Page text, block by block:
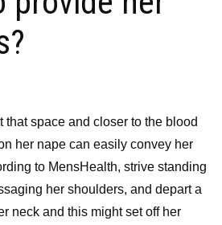
that space and closer to the blood
her nape can easily convey her
to MensHealth, strive standing
her shoulders, and depart a
neck and this might set off her